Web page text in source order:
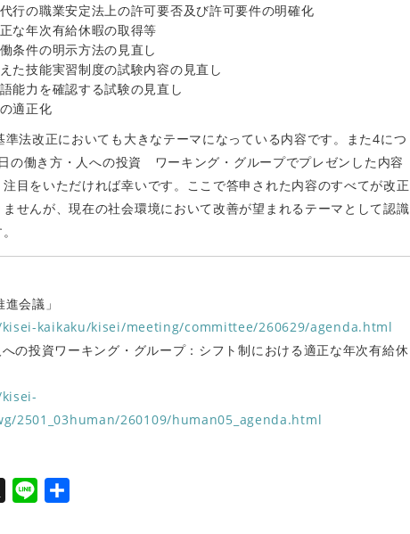
行の職業安定法上の許可要否及び許可要件の明確化
な年次有給休暇の取得等
条件の明示方法の見直し
た技能実習制度の試験内容の見直し
能力を確認する試験の見直し
適正化
法改正においても大きなテーマになっている内容です。また4につ
の働き方・人への投資 ワーキング・グループでプレゼンした内容
目をいただければ幸いです。ここで答申された内容のすべてが改正
せんが、現在の社会環境において改善が望まれるテーマとして認識
会議」
kaikaku/kisei/meeting/committee/260629/agenda.html
の投資ワーキング・グループ：シフト制における適正な年次有給休
2501_03human/260109/human05_agenda.html